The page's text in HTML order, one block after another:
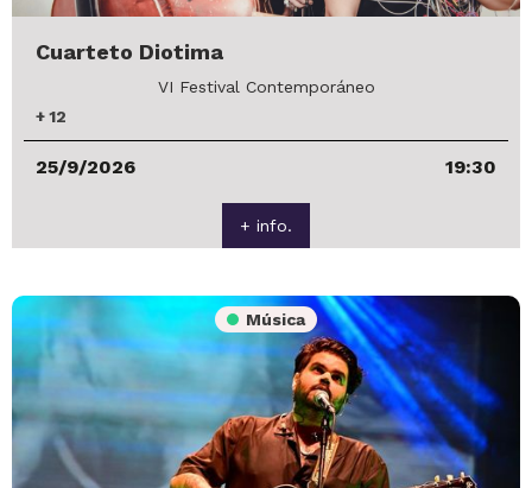
Cuarteto Diotima
VI Festival Contemporáneo
+12
25/9/2026 19:30
+ info.
Música